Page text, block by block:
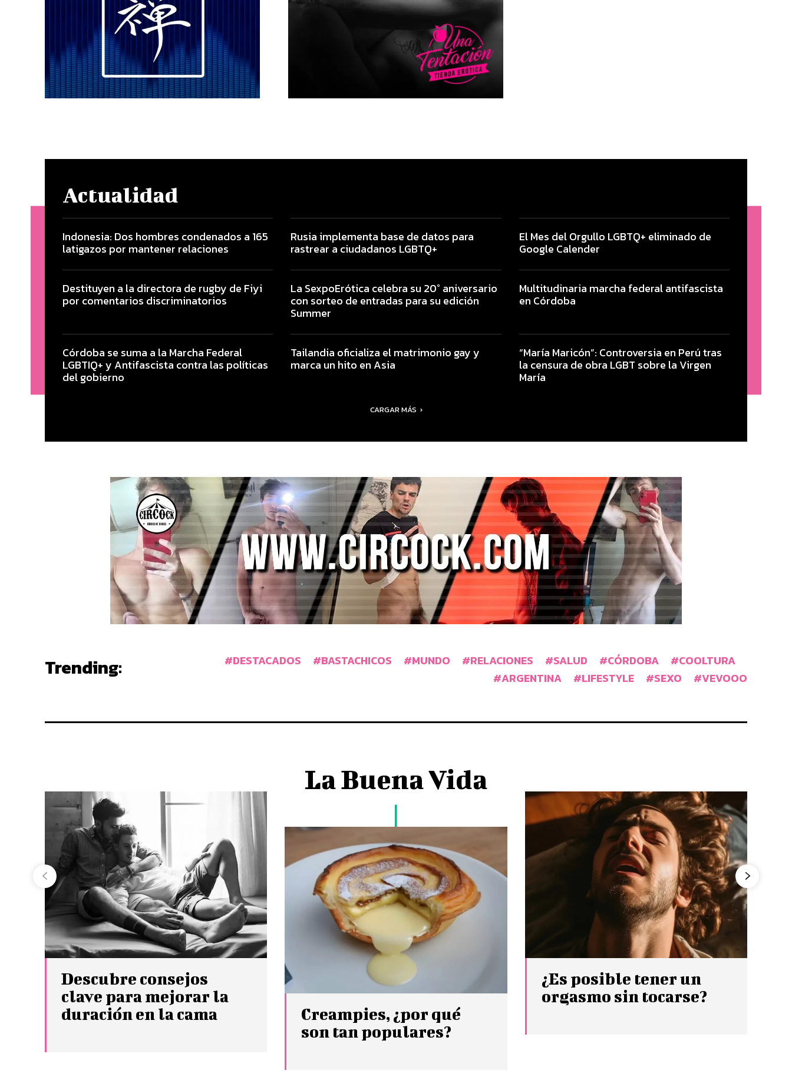
Actualidad
Indonesia: Dos hombres condenados a 165
latigazos por mantener relaciones
Rusia implementa base de datos para
rastrear a ciudadanos LGBTQ+
El Mes del Orgullo LGBTQ+ eliminado de
Google Calender
Destituyen a la directora de rugby de Fiyi
por comentarios discriminatorios
La SexpoErótica celebra su 20° aniversario
con sorteo de entradas para su edición
Summer
Multitudinaria marcha federal antifascista
en Córdoba
Córdoba se suma a la Marcha Federal
LGBTIQ+ y Antifascista contra las políticas
del gobierno
Tailandia oficializa el matrimonio gay y
marca un hito en Asia
“María Maricón”: Controversia en Perú tras
la censura de obra LGBT sobre la Virgen
María
CARGAR MÁS
Trending: DESTACADOS BASTACHICOS MUNDO RELACIONES SALUD CÓRDOBA
COOLTURA
ARGENTINA
LIFESTYLE SEXO VEVOOO
La Buena Vida
Descubre consejos
clave para mejorar la
duración en la cama
Creampies, ¿por qué
son tan populares?
¿Es posible tener un
orgasmo sin tocarse?